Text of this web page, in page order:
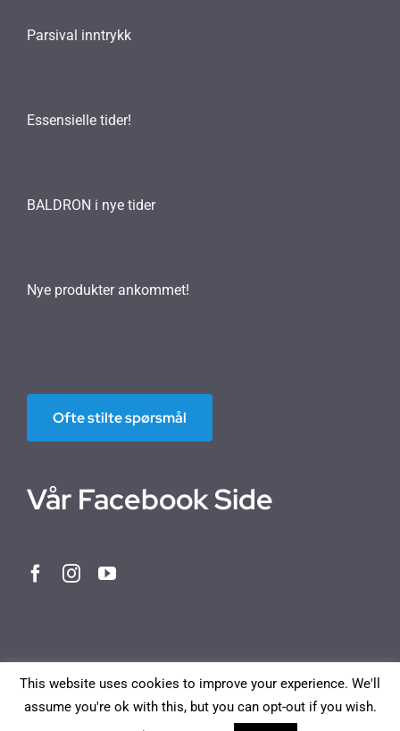
Parsival inntrykk
Essensielle tider!
BALDRON i nye tider
Nye produkter ankommet!
Ofte stilte spørsmål
Vår Facebook Side
This website uses cookies to improve your experience. We'll
assume you're ok with this, but you can opt-out if you wish.
Norwegian Bokmål English Deutsch Français